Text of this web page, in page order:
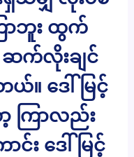
ဘူး ထွက်
ဆက်လိုးချင်
။ ဒေါ်မြင့်
ကြာလည်း
င်း ဒေါ်မြင့်